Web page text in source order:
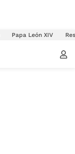
Papa León XIV